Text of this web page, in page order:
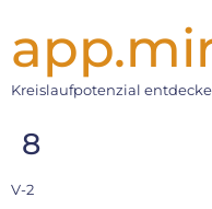
Kreislaufpotenzial
8
V-2